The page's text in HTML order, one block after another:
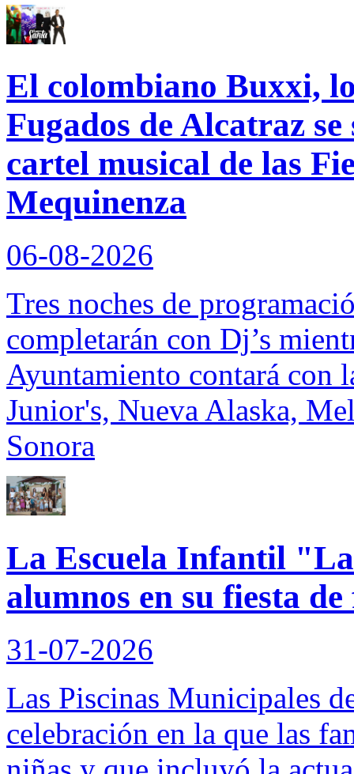
El colombiano Buxxi,
Fugados de Alcatraz
cartel musical de las
Mequinenza
06-08-2026
Tres noches de
completarán con Dj’s
Ayuntamiento contará con
Junior's, Nueva Alaska,
Sonora
La Escuela Infantil
alumnos en su fiesta
31-07-2026
Las Piscinas Municipales
celebración en la que las